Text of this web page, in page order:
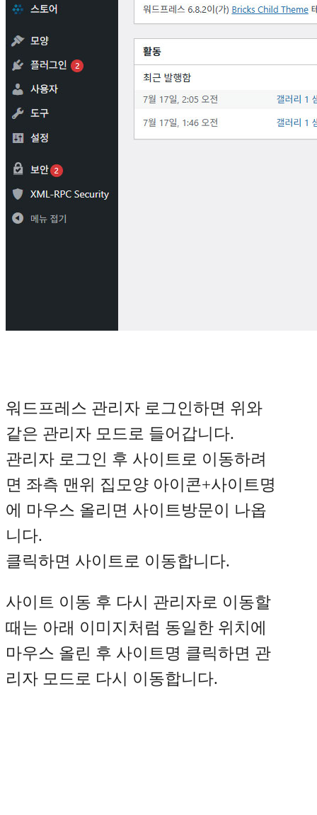
워드프레스 관리자 로그인하면 위와
같은 관리자 모드로 들어갑니다.
관리자 로그인 후 사이트로 이동하려
면 좌측 맨위 집모양 아이콘+사이트명
에 마우스 올리면 사이트방문이 나옵
니다.
클릭하면 사이트로 이동합니다.
사이트 이동 후 다시 관리자로 이동할
때는 아래 이미지처럼 동일한 위치에
마우스 올린 후 사이트명 클릭하면 관
리자 모드로 다시 이동합니다.